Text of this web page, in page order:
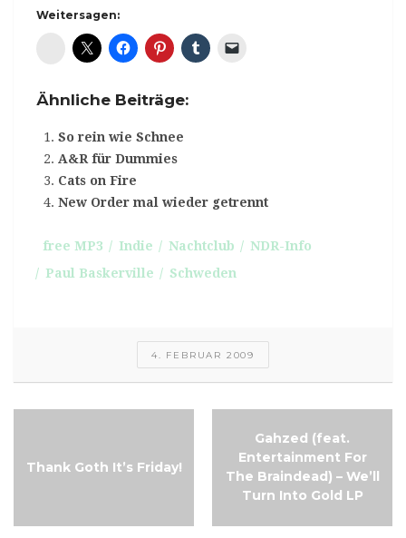
Weitersagen:
Diaspora*
Ähnliche Beiträge:
So rein wie Schnee
A&R für Dummies
Cats on Fire
New Order mal wieder getrennt
free MP3 Indie Nachtclub
NDR-Info
Paul Baskerville
Schweden
4. FEBRUAR 2009
Thank Goth It’s Friday!
Gahzed (feat.
Entertainment For
The Braindead) – We’ll
Turn Into Gold LP